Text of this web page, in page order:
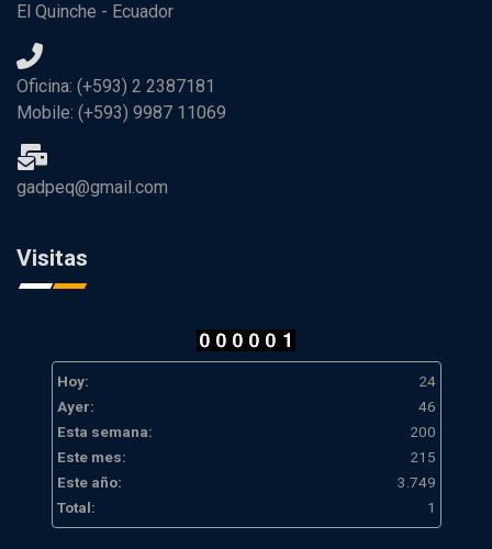
El Quinche - Ecuador
Oficina: (+593) 2 2387181
Mobile: (+593) 9987 11069
gadpeq@gmail.com
Visitas
Hoy:
24
Ayer:
46
Esta semana:
200
Este mes:
215
Este año:
3.749
Total:
1